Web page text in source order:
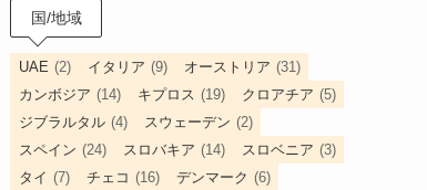
国/地域
UAE (2) イタリア (9) オーストリア (31)
カンボジア (14) キプロス (19) クロアチア (5)
ジブラルタル (4) スウェーデン (2)
スペイン (24) スロバキア (14) スロベニア (3)
タイ (7) チェコ (16) デンマーク (6)